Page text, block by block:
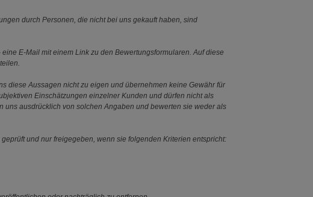
durch Personen, die nicht bei uns gekauft haben, sind
E-Mail mit einem Link zu den Bewertungsformularen. Auf diese
diese Aussagen nicht zu eigen und übernehmen keine Gewähr für
Einschätzungen einzelner Kunden und dürfen nicht als
ausdrücklich von solchen Angaben und bewerten sie weder als
und nur freigegeben, wenn sie folgenden Kriterien entspricht: